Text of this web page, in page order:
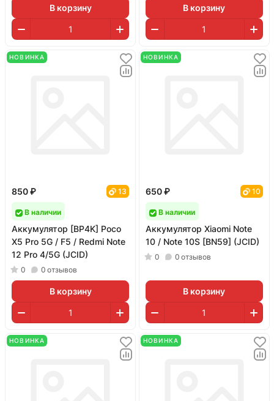
В корзину В корзину
НОВИНКА
850 ₽ 13
В наличии
Аккумулятор [BP4K] Poco
X5 Pro 5G / F5 / Redmi Note
12 Pro 4/5G (JCID)
0 0 отзывов
В корзину
НОВИНКА
650 ₽ 10
В наличии
Аккумулятор Xiaomi Note
10 / Note 10S [BN59] (JCID)
0 0 отзывов
В корзину
НОВИНКА НОВИНКА